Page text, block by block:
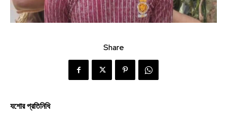
Share
যশোর প্রতিনিধি